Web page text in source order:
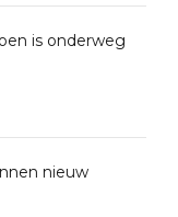
is onderweg
nieuw